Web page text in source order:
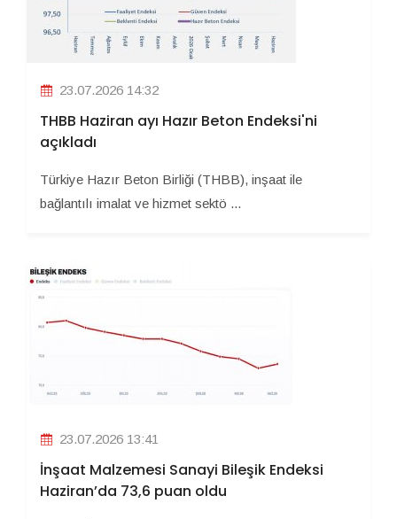
23.07.2026 14:32
THBB Haziran ayı Hazır Beton Endeksi'ni
açıkladı
Türkiye Hazır Beton Birliği (THBB), inşaat ile
bağlantılı imalat ve hizmet sektö ...
23.07.2026 13:41
İnşaat Malzemesi Sanayi Bileşik Endeksi
Haziran’da 73,6 puan oldu